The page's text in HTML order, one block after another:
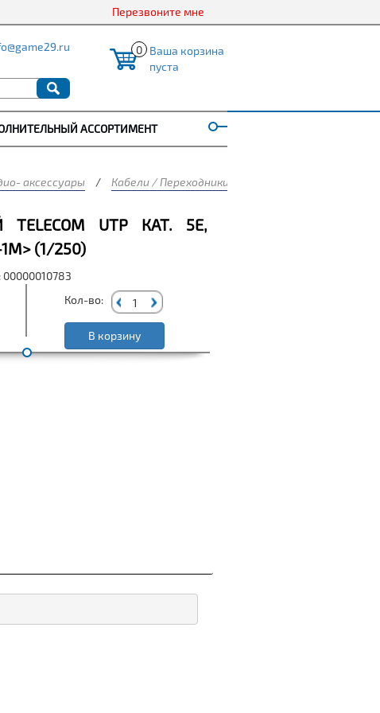
Перезвоните мне
0 Ваша корзина
пуста
АССОРТИМЕНТ
аксессуары / Кабели / Переходники
UTP КАТ. 5Е,
(1/250)
00000010783
Кол-во:
В корзину